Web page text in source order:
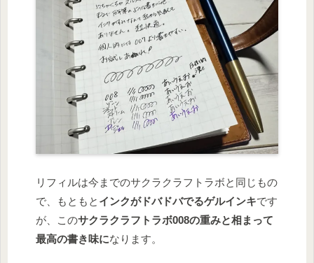
リフィルは今までのサクラクラフトラボと同じもの
で、もともと インクがドバドバでるゲルインキです
が、このサクラクラフトラボ008の重みと相まって
最高の書き味になります。